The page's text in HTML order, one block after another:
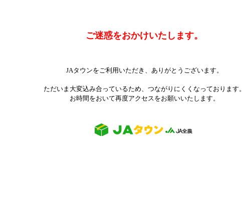
ご迷惑をおかけいたします。
JAタウンをご利用いただき、ありがとうございます。
ただいま大変込み合っているため、つながりにくくなっております。
お時間をおいて再度アクセスをお願いいたします。